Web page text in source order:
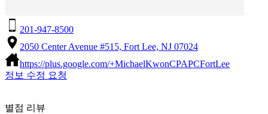
201-947-8500
2050 Center Avenue #515, Fort Lee, NJ 07024
https://plus.google.com/+MichaelKwonCPAPCFortLee
정보 수정 요청
별점 리뷰